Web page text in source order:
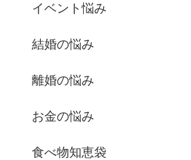
イベント悩み
結婚の悩み
離婚の悩み
お金の悩み
食べ物知恵袋